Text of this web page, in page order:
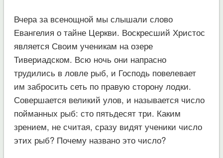
Вчера за всенощной мы слышали слово
Евангелия о тайне Церкви. Воскресший Христос
является Своим ученикам на озере
Тивериадском. Всю ночь они напрасно
трудились в ловле рыб, и Господь повелевает
им забросить сеть по правую сторону лодки.
Совершается великий улов, и называется число
пойманных рыб: сто пятьдесят три. Каким
зрением, не считая, сразу видят ученики число
этих рыб? Почему названо это число?